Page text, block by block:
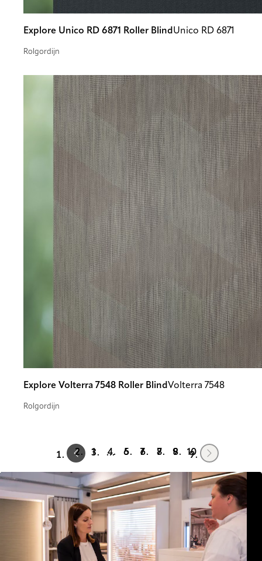
Explore Unico RD 6871 Roller Blind Unico RD 6871
Rolgordijn
Explore Volterra 7548 Roller Blind Volterra 7548
Rolgordijn
Prev 1 … 6 7 8 9 10 Next